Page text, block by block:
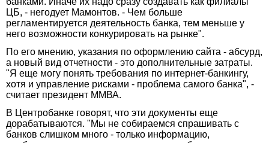
ЦБ, - негодует Мамонтов. - Чем больше
регламентируется деятельность банка, тем меньше у
него возможности конкурировать на рынке".
По его мнению, указания по оформлению сайта - абсурд,
а новый вид отчетности - это дополнительные затраты.
"Я еще могу понять требования по интернет-банкингу,
хотя и управление рисками - проблема самого банка", -
считает президент ММВА.
В Центробанке говорят, что эти документы еще
дорабатываются. "Мы не собираемся спрашивать с
банков слишком много - только информацию,